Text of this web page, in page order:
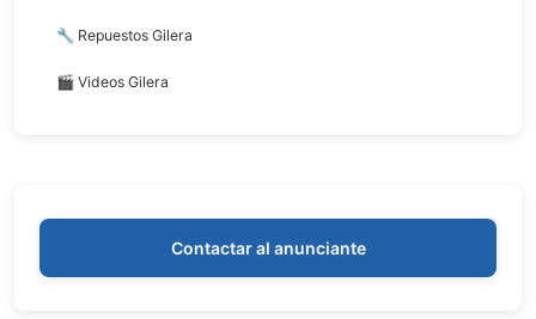
🔧 Repuestos Gilera
🎬 Videos Gilera
Contactar al anunciante